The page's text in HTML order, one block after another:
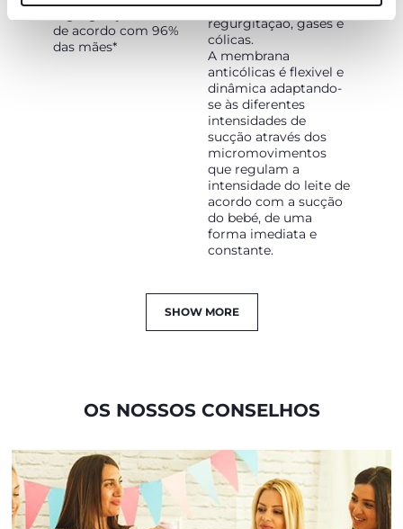
funcionamento desta página.
de acordo com 96%
das mães*
irritabilidade,
regurgitação, gases e
cólicas.
A membrana
anticólicas é flexivel e
dinâmica adaptando-
se às diferentes
intensidades de
sucção através dos
micromovimentos
que regulam a
intensidade do leite de
acordo com a sucção
do bebé, de uma
forma imediata e
constante.
SHOW MORE
OS NOSSOS CONSELHOS